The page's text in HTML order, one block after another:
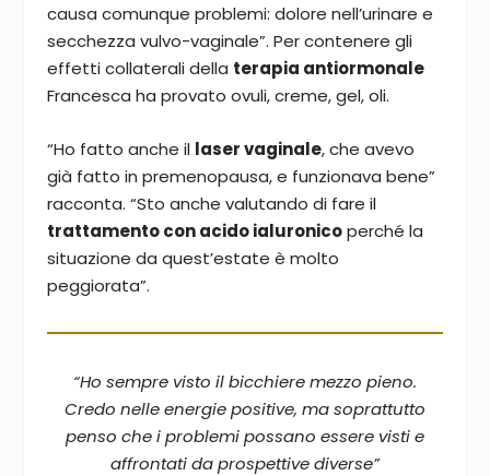
causa comunque problemi: dolore nell’urinare e
secchezza vulvo-vaginale”. Per contenere gli
effetti collaterali della terapia antiormonale
Francesca ha provato ovuli, creme, gel, oli.
“Ho fatto anche il laser vaginale, che avevo
già fatto in premenopausa, e funzionava bene”
racconta. “Sto anche valutando di fare il
trattamento con acido ialuronicoperché la
situazione da quest’estate è molto
peggiorata”.
“Ho sempre visto il bicchiere mezzo pieno.
Credo nelle energie positive, ma soprattutto
penso che i problemi possano essere visti e
affrontati da prospettive diverse”